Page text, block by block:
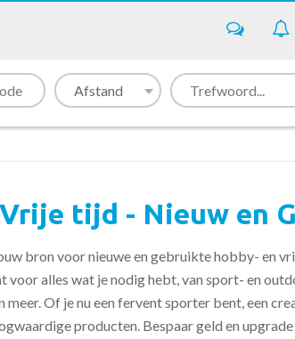
tijd - Nieuw en
bron voor nieuwe en gebruikte hobby- en
voor alles wat je nodig hebt, van sport- en
meer. Of je nu een fervent sporter bent, een
producten. Bespaar geld en